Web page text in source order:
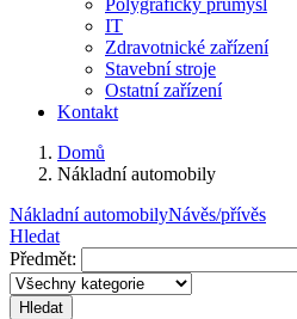
Polygrafický průmysl
IT
Zdravotnické zařízení
Stavební stroje
Ostatní zařízení
Kontakt
Domů
Nákladní automobily
Nákladní automobilyNávěs/přívěs
Hledat
Předmět:
Hledat